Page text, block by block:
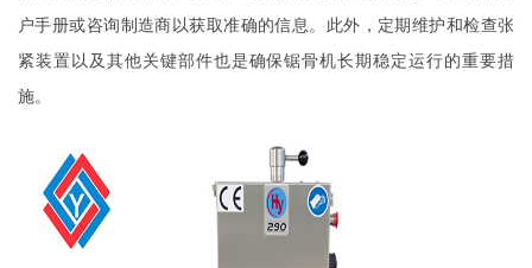
户手册或咨询制造商以获取准确的信息。此外，定期维护和检查张
紧装置以及其他关键部件也是确保锯骨机长期稳定运行的重要措
施。